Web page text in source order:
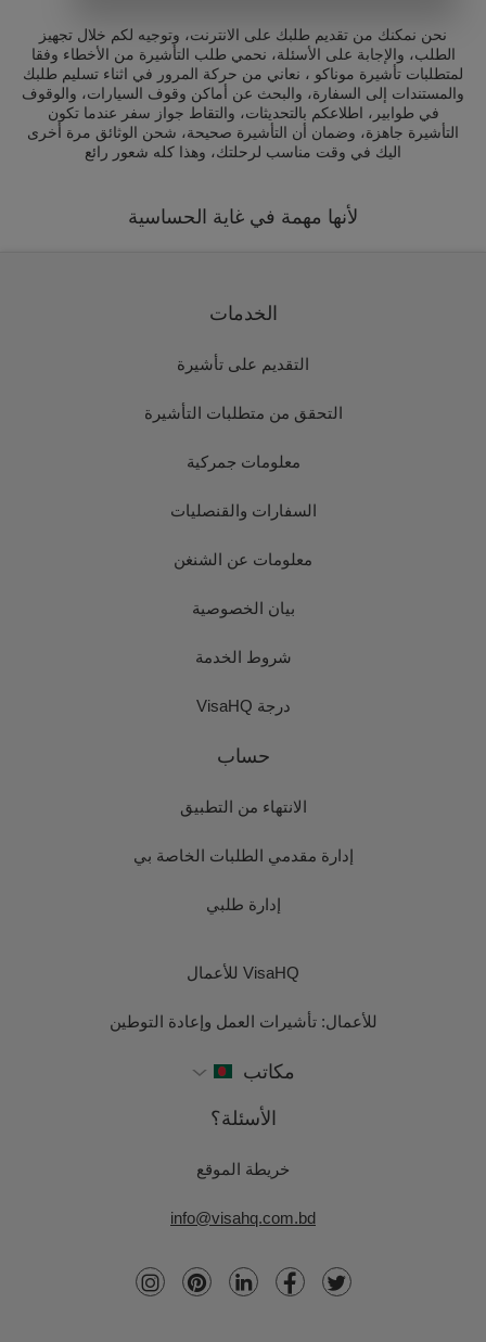
نحن نمكنك من تقديم طلبك على الانترنت، وتوجيه لكم خلال تجهيز
الطلب، والإجابة على الأسئلة، نحمي طلب التأشيرة من الأخطاء وفقا
لمتطلبات تأشيرة موناكو ، نعاني من حركة المرور في اثناء تسليم طلبك
والمستندات إلى السفارة، والبحث عن أماكن وقوف السيارات، والوقوف
في طوابير، اطلاعكم بالتحديثات، والتقاط جواز سفر عندما تكون
التأشيرة جاهزة، وضمان أن التأشيرة صحيحة، شحن الوثائق مرة أخرى
اليك في وقت مناسب لرحلتك، وهذا كله شعور رائع
لأنها مهمة في غاية الحساسية
الخدمات
التقديم على تأشيرة
التحقق من متطلبات التأشيرة
معلومات جمركية
السفارات والقنصليات
معلومات عن الشنغن
بيان الخصوصية
شروط الخدمة
درجة VisaHQ
حساب
الانتهاء من التطبيق
إدارة مقدمي الطلبات الخاصة بي
إدارة طلبي
VisaHQ للأعمال
للأعمال: تأشيرات العمل وإعادة التوطين
مكاتب
الأسئلة؟
خريطة الموقع
info@visahq.com.bd